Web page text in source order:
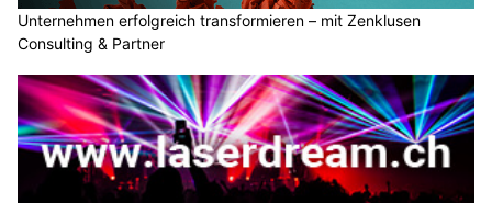
Unternehmen erfolgreich transformieren – mit Zenklusen
Consulting & Partner